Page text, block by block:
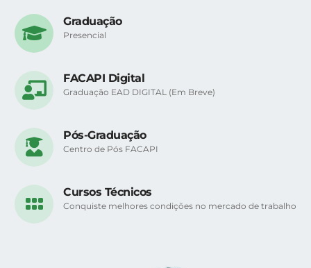
Graduação
Presencial
FACAPI Digital
Graduação EAD DIGITAL (Em Breve)
Pós-Graduação
Centro de Pós FACAPI
Cursos Técnicos
Conquiste melhores condições no mercado de trabalho